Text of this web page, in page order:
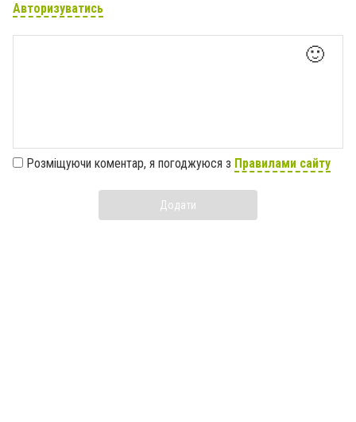
Авторизуватись
🙂
Розміщуючи коментар, я погоджуюся з Правилами сайту
Додати